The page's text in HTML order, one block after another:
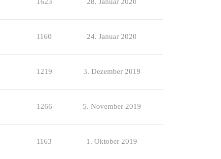
1160 24. Januar 2020
1219 3. Dezember 2019
1266 5. November 2019
1163 1. Oktober 2019